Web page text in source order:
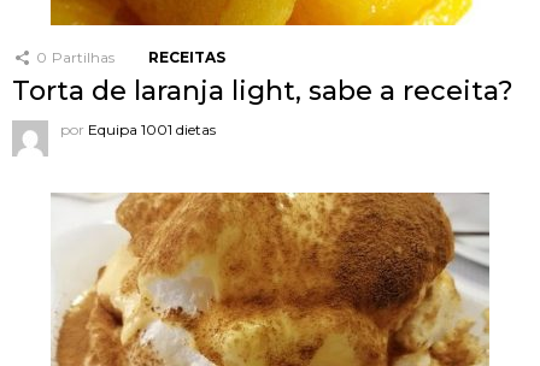
0 Partilhas RECEITAS
Torta de laranja light, sabe a receita?
por Equipa 1001 dietas